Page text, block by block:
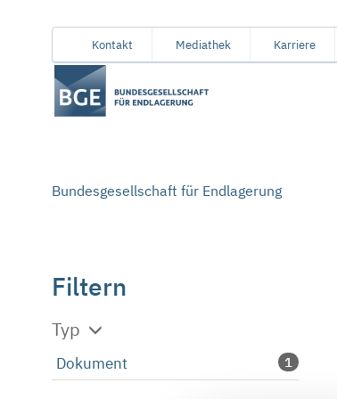
folgenden
InhaltsbereichKontakt Mediathek Karriere
Bundesgesellschaft für Endlagerung
Filtern
Typ
Dokument 1